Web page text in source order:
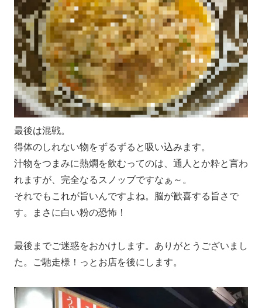
最後は混戦。
得体のしれない物をずるずると吸い込みます。
汁物をつまみに熱燗を飲むってのは、通人とか粋と言わ
れますが、完全なるスノッブですなぁ～。
それでもこれが旨いんですよね。脳が歓喜する旨さで
す。まさに白い粉の恐怖！
最後までご迷惑をおかけします。ありがとうございまし
た。ご馳走様！っとお店を後にします。